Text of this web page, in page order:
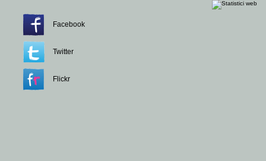
Facebook
Twitter
Flickr